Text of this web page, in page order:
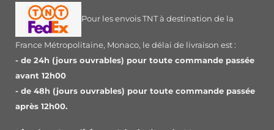
Pour les envois TNT à destination de la
France Métropolitaine, Monaco, le délai de livraison est :
- de 24h (jours ouvrables) pour toute commande passée
avant 12h00
- de 48h (jours ouvrables) pour toute commande passée
après 12h00.